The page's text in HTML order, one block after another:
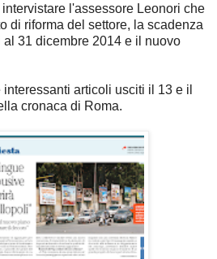
l'assessore Leonori che
di riforma del settore, la scadenza
31 dicembre 2014 e il nuovo
articoli usciti il 13 e il
cronaca di Roma.